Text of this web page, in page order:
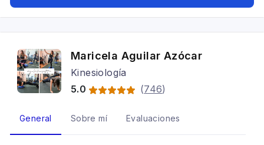
Maricela Aguilar Azócar
Kinesiología
5.0
(746)
General Sobre mí Evaluaciones